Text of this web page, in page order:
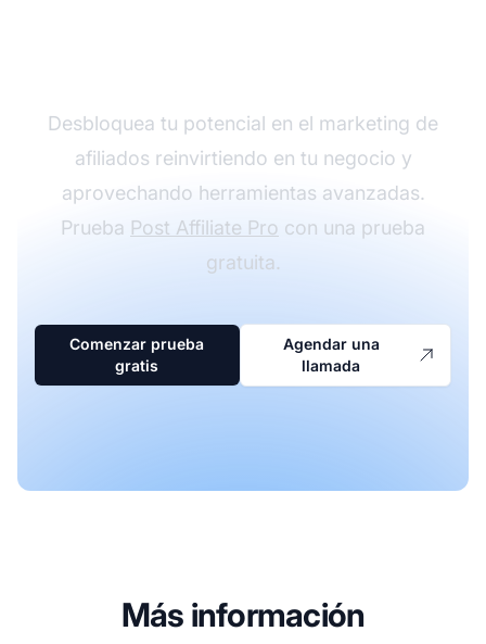
Desbloquea tu potencial en el marketing de
afiliados reinvirtiendo en tu negocio y
aprovechando herramientas avanzadas.
Prueba Post Affiliate Pro con una prueba
gratuita.
Comenzar prueba
gratis
Agendar una
llamada
Más información